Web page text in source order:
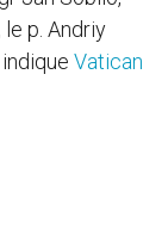
p. Andriy
Vatican